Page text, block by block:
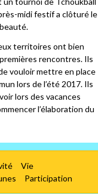
midi festif a clôturé le
territoires ont bien
rencontres. Ils
vouloir mettre en place
lors de l’été 2017. Ils
lors des vacances
l’élaboration du
Vie
Participation